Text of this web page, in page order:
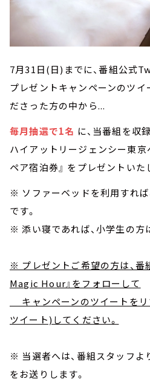
7月31日(日)までに、番組公式
プレゼントキャンペーンのツイ
ださった方の中から...
毎月抽選で1名 に、当番組を収
ハイアットリージェンシー東京
ペア宿泊券』 をプレゼントいた
※ ソファーベッドを利用すれ
です。
※ 添い寝であれば、小学生の方
※ プレゼントご希望の方は、
Magic Hour』をフォローして
キャンペーンのツイートを
ツイート)してください。
※ 当選者へは、番組スタッフよ
をお送りします。